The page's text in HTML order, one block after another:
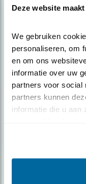
Deze website
We gebruiken
personaliseren, om
en om ons
informatie over uw
partners voor social
partners kunnen
informatie die u aan